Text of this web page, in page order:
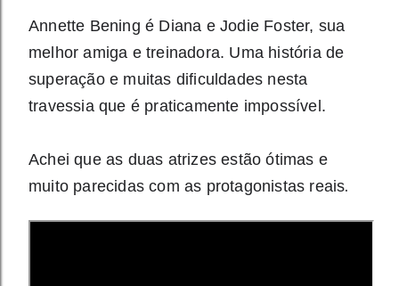
Annette Bening é Diana e Jodie Foster, sua
melhor amiga e treinadora. Uma história de
superação e muitas dificuldades nesta
travessia que é praticamente impossível.
Achei que as duas atrizes estão ótimas e
muito parecidas com as protagonistas reais.